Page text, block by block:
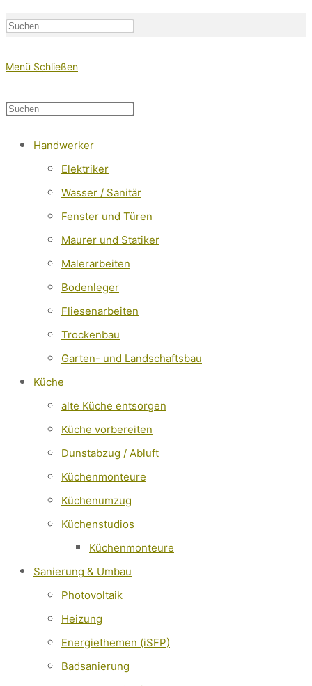
Suche
umschalten
Press
the
Menü Schließen
Diese
durchsuchen
Press
the
search
panel.
Handwerker
Elektriker
Wasser / Sanitär
Fenster und Türen
Maurer und Statiker
Malerarbeiten
Bodenleger
Fliesenarbeiten
Trockenbau
Garten- und Landschaftsbau
Küche
alte Küche entsorgen
Küche vorbereiten
Dunstabzug / Abluft
Küchenmonteure
Küchenumzug
Küchenstudios
Küchenmonteure
Sanierung & Umbau
Photovoltaik
Heizung
Energiethemen (iSFP)
Badsanierung